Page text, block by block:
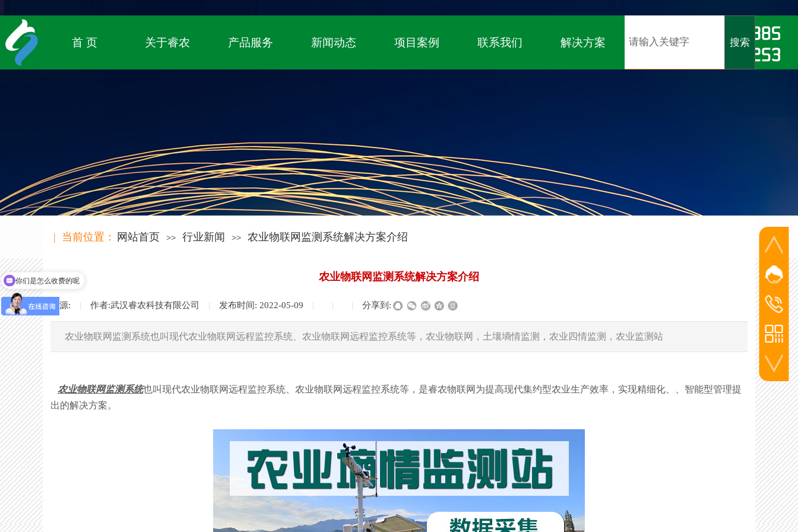
首 页 关于睿农 产品服务 新闻动态 项目案例 联系我们 解决方案 搜索
网站首页 >> 行业新闻 >> 农业物联网监测系统解决方案介绍
| 当前位置：
农业物联网监测系统解决方案介绍
来源: | 作者:武汉睿农科技有限公司 | 发布时间: 2022-05-09 | | | 分享到:
农业物联网监测系统也叫现代农业物联网远程监控系统、农业物联网远程监控系统等，农业物联网，土壤墒情监测，农业四情监测，农业监测站
农业物联网监测系统也叫现代农业物联网远程监控系统、农业物联网远程监控系统等，是睿农物联网为提高现代集约型农业生产效率，实现精细化、、智能型管理提
出的解决方案。
网站客
杨
洪经
洪经理
杨经理
136-
李工
130-
联系电话
你们是怎么收费的呢
现在有优惠活动吗